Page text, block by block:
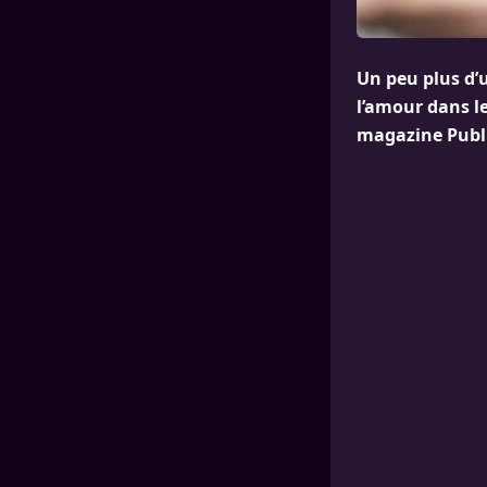
Un peu plus
l’amour dans
magazine